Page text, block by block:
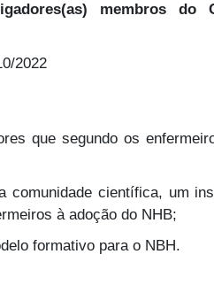
membros do
2022
que segundo os
comunidade científica, um
à adoção do NHB;
formativo para o NBH.